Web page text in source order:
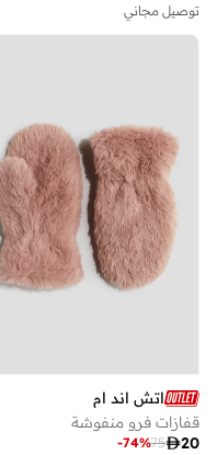
توصيل مجاني
اتش اند ام
قفازات فرو منفوشة
20
75
-74%